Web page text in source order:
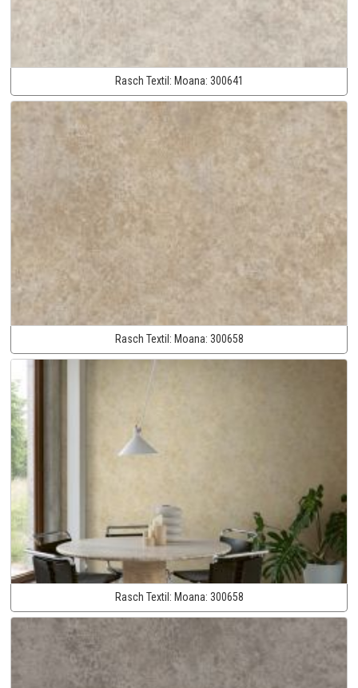
Rasch Textil: Moana: 300641
Rasch Textil: Moana: 300658
Rasch Textil: Moana: 300658